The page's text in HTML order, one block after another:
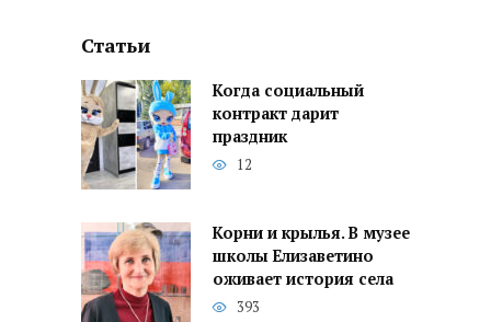
Статьи
Когда социальный
контракт дарит
праздник
12
Корни и крылья. В музее
школы Елизаветино
оживает история села
393